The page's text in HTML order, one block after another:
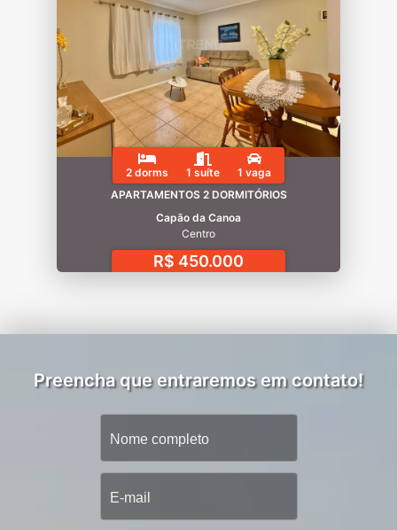
2 dorms 1 suíte
1 vaga
APARTAMENTOS 2 DORMITÓRIOS
Capão da Canoa
Centro
R$ 450.000
Preencha que entraremos em contato!